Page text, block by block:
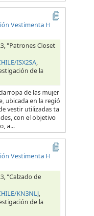
Vestimenta H
"Patrones Closet
ISX2SA,
de la
de las mujer
ubicada en la regió
vestir utilizadas ta
con el objetivo
a...
Vestimenta H
"Calzado de
KN3NLJ,
de la